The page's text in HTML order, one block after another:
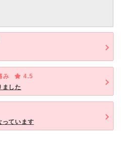
み
4.5
ました
っています